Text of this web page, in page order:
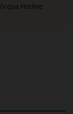
qua Hotline